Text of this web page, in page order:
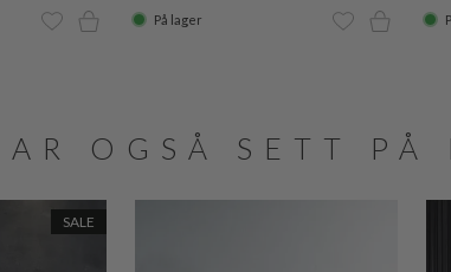
På lager
OGSÅ SETT PÅ
SALE